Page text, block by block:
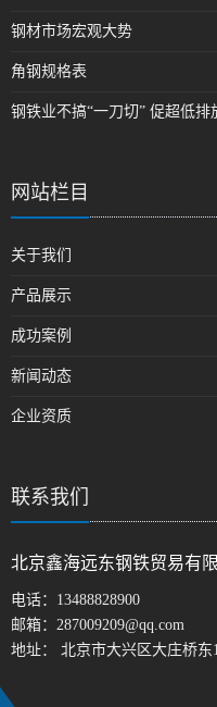
钢材市场宏观大势
角钢规格表
钢铁业不搞“一刀切” 促超低排
网站栏目
关于我们
产品展示
成功案例
新闻动态
企业资质
联系我们
北京鑫海远东钢铁贸易有
电话： 13488828900
邮箱： 287009209@qq.com
地址： 北京市大兴区大庄桥东